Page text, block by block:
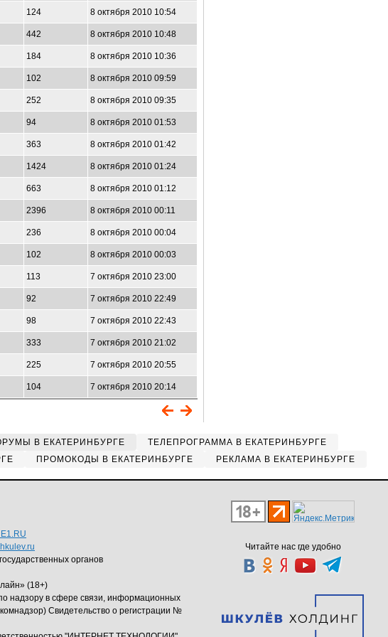
124 8 октября 2010 10:54
442 8 октября 2010 10:48
184 8 октября 2010 10:36
102 8 октября 2010 09:59
252 8 октября 2010 09:35
94 8 октября 2010 01:53
363 8 октября 2010 01:42
1424 8 октября 2010 01:24
663 8 октября 2010 01:12
2396 8 октября 2010 00:11
236 8 октября 2010 00:04
102 8 октября 2010 00:03
113 7 октября 2010 23:00
92 7 октября 2010 22:49
98 7 октября 2010 22:43
333 7 октября 2010 21:02
225 7 октября 2010 20:55
104 7 октября 2010 20:14
В ЕКАТЕРИНБУРГЕ
ТЕЛЕПРОГРАММА В ЕКАТЕРИНБУРГЕ
ПРОМОКОДЫ В ЕКАТЕРИНБУРГЕ РЕКЛАМА В ЕКАТЕРИНБУРГЕ
Читайте нас где удобно
органов
(18+)
надзору в сфере связи, информационных
Свидетельство о регистрации №